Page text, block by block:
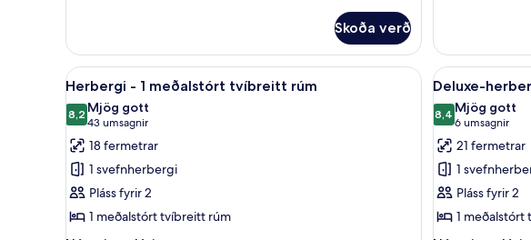
(Mobility,
Roll-
In
Shower)
-
tvíbreið
rúm
-
gott
aðgengi
(Mobility,
Roll-
In
Shower)
Skoða verð
1
stórt
tvíbreitt
Skoða
allar
myndir
fyrir
Herbergi
-
1
meðalstórt
Öryggishólf í herbergi, skrifborð, vinnuaðstaða fyrir
6
Herbergi - 1 meðalstórt tvíbreitt rúm
8,28,2 af 10
Mjög gott
43 umsagnir
(43
umsagnir)
18 fermetrar
1 svefnherbergi
Pláss fyrir 2
1 meðalstórt tvíbreitt rúm
Skoða
allar
myndir
fyrir
Deluxe-
herbergi
-
1
5
Deluxe-
8,48,4 af 10
Mjög gott
6 umsagnir
(6
umsagnir)
21 fermetrar
1
Pláss fyrir 2
1